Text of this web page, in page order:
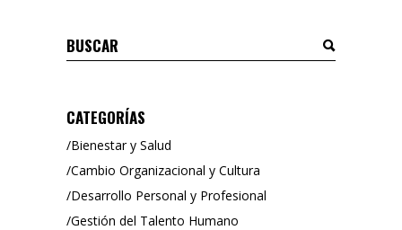
Buscar
CATEGORÍAS
Bienestar y Salud
Cambio Organizacional y Cultura
Desarrollo Personal y Profesional
Gestión del Talento Humano